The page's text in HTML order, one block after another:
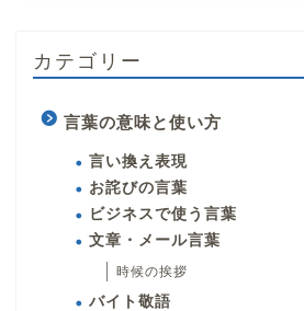
カテゴリー
言葉の意味と使い方
言い換え表現
お詫びの言葉
ビジネスで使う言葉
文章・メール言葉
時候の挨拶
バイト敬語